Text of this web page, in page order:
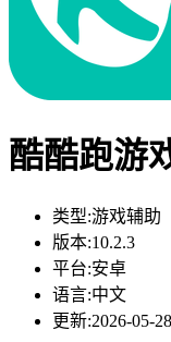
酷酷跑游
类型:游戏辅助
版本:10.2.3
平台:安卓
语言:中文
更新:2026-05-